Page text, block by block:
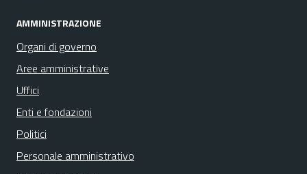
AMMINISTRAZIONE
Organi di governo
Aree amministrative
Uffici
Enti e fondazioni
Politici
Personale amministrativo